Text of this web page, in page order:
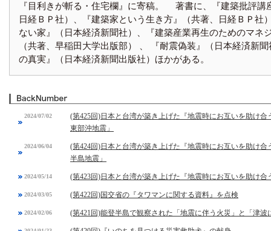
『目利きが斬る・住宅欄』に寄稿。 著書に、『建築批評講
日経ＢＰ社）、『建築家という生き方』（共著、日経ＢＰ社
ない家』（日本経済新聞社）、『建築産業再生のためのマネ
（共著、早稲田大学出版部） 、 『耐震偽装』（日本経済新
の真実』（日本経済新聞出版社）ほかがある。
2024/07/02
(第425回)日本と台湾が築き上げた『地震時にお互いを助け
東部沖地震」
2024/06/04
(第424回)日本と台湾が築き上げた『地震時にお互いを助け
半島地震」
2024/05/14 (第423回)日本と台湾が築き上げた『地震時にお互いを助け合
2024/03/05 (第422回)国交省の『タワマンに関する資料』を点検
2024/02/06 (第421回)能登半島で観察された「地震に伴う火災」と「津波